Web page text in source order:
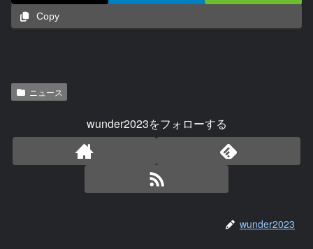
Copy
ニュース
wunder2023をフォローする
wunder2023